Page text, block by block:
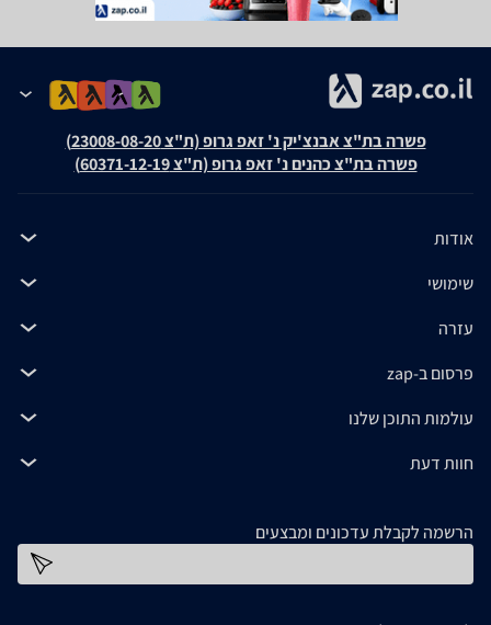
פשרה בת"צ אבנצ'יק נ' זאפ גרופ (ת"צ 23008-08-20)
פשרה בת"צ כהנים נ' זאפ גרופ (ת"צ 60371-12-19)
אודות
שימושי
עזרה
פרסום ב-zap
עולמות התוכן שלנו
חוות דעת
הרשמה לקבלת עדכונים ומבצעים